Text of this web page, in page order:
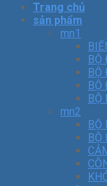
Trang chủ
sản phẩm
mn1
BỘ
BỘ
BỘ
BỘ
mn2
BỘ
BỘ